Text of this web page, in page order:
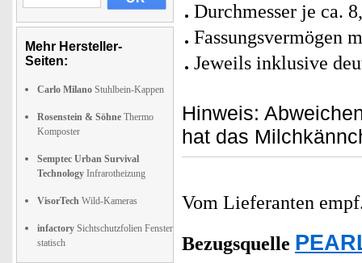
Mehr Hersteller-
Seiten:
Carlo Milano Stuhlbein-Kappen
Rosenstein & Söhne Thermo
Komposter
Semptec Urban Survival
Technology Infrarotheizung
VisorTech Wild-Kameras
infactory Sichtschutzfolien Fenster
statisch
Durchmesser je ca.
Fassungsvermögen
Jeweils inklusive
Hinweis:
hat das
Vom Lieferanten
Bezugsquelle